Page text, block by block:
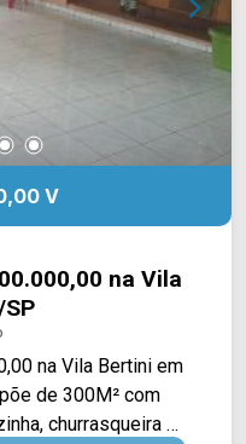
Entre em
Imóveis e agende
19 3475-
V
na Vila
na Vila Bertini em
churrasqueira e